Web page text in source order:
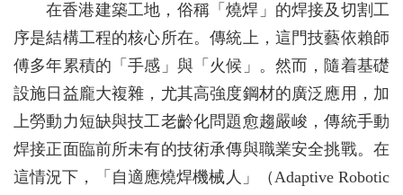
在香港建築工地，俗稱「燒焊」的焊接及切割工
序是結構工程的核心所在。傳統上，這門技藝依賴師
傅多年累積的「手感」與「火候」。然而，隨着基礎
設施日益龐大複雜，尤其高強度鋼材的廣泛應用，加
上勞動力短缺與技工老齡化問題愈趨嚴峻，傳統手動
焊接正面臨前所未有的技術承傳與職業安全挑戰。在
這情況下，「自適應燒焊機械人」（Adaptive Robotic